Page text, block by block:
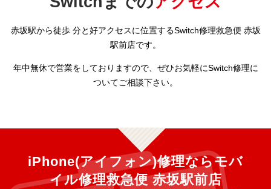
赤坂駅から徒歩 分と好アクセスに位置するSwitch修理救急便 赤坂
駅前店です。
年中無休で営業をしておりますので、ぜひお気軽にSwitch修理に
ついてご相談下さい。
iPhone(アイフォン)修理ならモバ
イル修理救急便 赤坂駅前店